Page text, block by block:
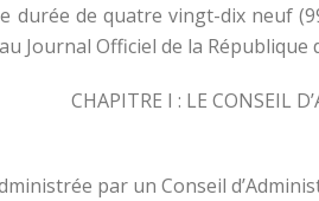
durée de quatre vingt-dix
Journal Officiel de la République
CHAPITRE I : LE CONSEIL
par un Conseil